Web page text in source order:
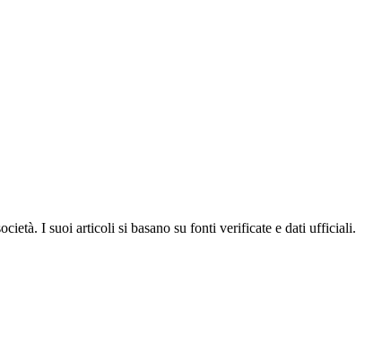
I suoi articoli si basano su fonti verificate e dati ufficiali.